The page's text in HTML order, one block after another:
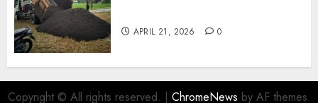
APRIL 21, 2026 0
Copyright © All rights reserved. | ChromeNews by AF themes.